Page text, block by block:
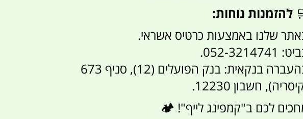
להזמנות נוחות:
שלנו באמצעות כרטיס אשראי.
052-3214741.
בהעברה בנקאית: בנק הפועלים (12), סניף 673
חשבון 12230.
לכם ב"קמפינג לייף"! 🏕️